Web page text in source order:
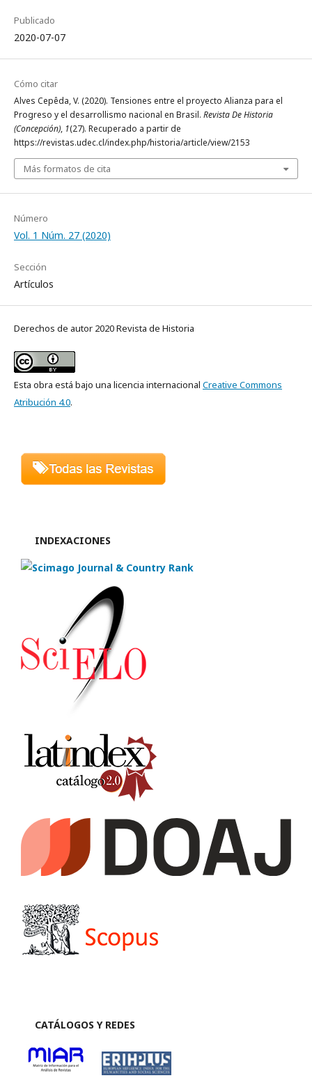
Publicado
2020-07-07
Cómo citar
Alves Cepêda, V. (2020). Tensiones entre el proyecto Alianza para el
Progreso y el desarrollismo nacional en Brasil. Revista De Historia
(Concepción), 1(27). Recuperado a partir de
https://revistas.udec.cl/index.php/historia/article/view/2153
Más formatos de cita
Número
Vol. 1 Núm. 27 (2020)
Sección
Artículos
Derechos de autor 2020 Revista de Historia
Esta obra está bajo una licencia internacional Creative Commons
Atribución 4.0.
INDEXACIONES
CATÁLOGOS Y REDES